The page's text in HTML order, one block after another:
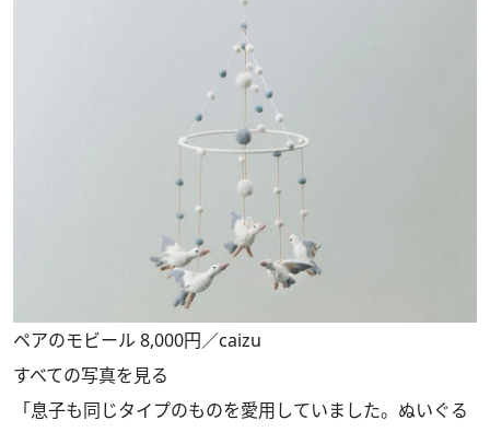
ペアのモビール 8,000円／caizu
すべての写真を見る
「息子も同じタイプのものを愛用していました。ぬいぐる